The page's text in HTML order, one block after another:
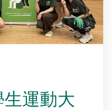
生運動大